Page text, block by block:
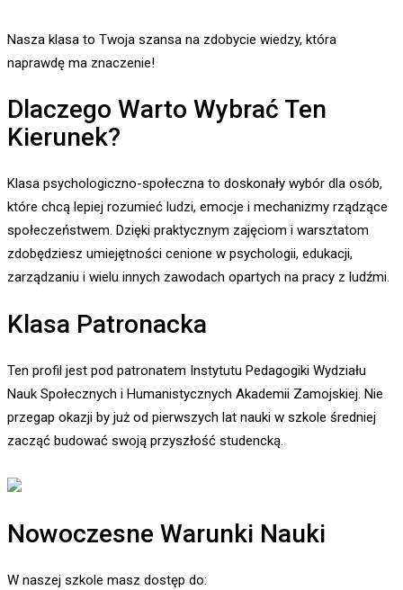
Nasza klasa to Twoja szansa na zdobycie wiedzy, która
naprawdę ma znaczenie!
Dlaczego Warto Wybrać Ten
Kierunek?
Klasa psychologiczno-społeczna to doskonały wybór dla osób,
które chcą lepiej rozumieć ludzi, emocje i mechanizmy rządzące
społeczeństwem. Dzięki praktycznym zajęciom i warsztatom
zdobędziesz umiejętności cenione w psychologii, edukacji,
zarządzaniu i wielu innych zawodach opartych na pracy z ludźmi.
Klasa Patronacka
Ten profil jest pod patronatem Instytutu Pedagogiki Wydziału
Nauk Społecznych i Humanistycznych Akademii Zamojskiej. Nie
przegap okazji by już od pierwszych lat nauki w szkole średniej
zacząć budować swoją przyszłość studencką.
Nowoczesne Warunki Nauki
W naszej szkole masz dostęp do: